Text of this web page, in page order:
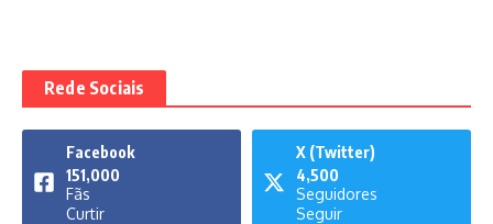
Rede Sociais
Facebook
151,000
Fãs
Curtir
X (Twitter)
4,500
Seguidores
Seguir